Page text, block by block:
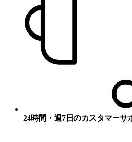
24時間・週7日のカスタマーサ